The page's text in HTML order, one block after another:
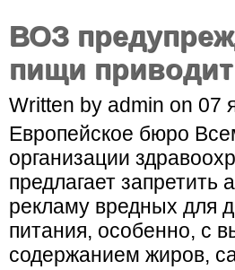
ВОЗ
пищи
Written by admin on 07
Европейское бюро
организации
предлагает запретить
рекламу вредных для
питания, особенно, с
содержанием жиров,